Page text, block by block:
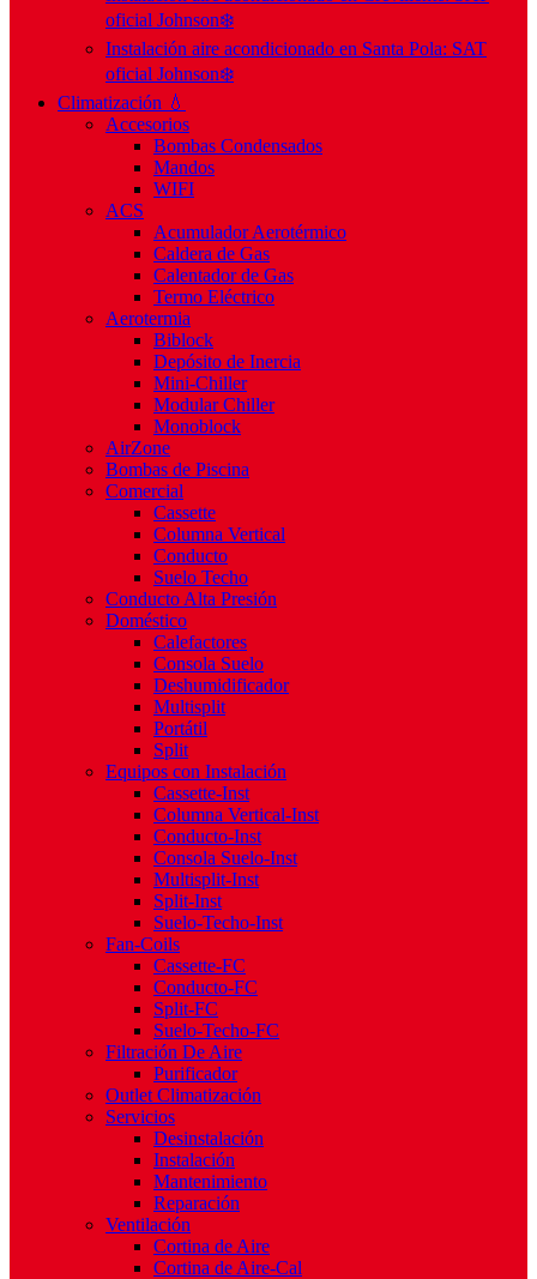
oficial Johnson❄️
Instalación aire acondicionado en Santa Pola: SAT
oficial Johnson❄️
Climatización 💧
Accesorios
Bombas Condensados
Mandos
WIFI
ACS
Acumulador Aerotérmico
Caldera de Gas
Calentador de Gas
Termo Eléctrico
Aerotermia
Biblock
Depósito de Inercia
Mini-Chiller
Modular Chiller
Monoblock
AirZone
Bombas de Piscina
Comercial
Cassette
Columna Vertical
Conducto
Suelo Techo
Conducto Alta Presión
Doméstico
Calefactores
Consola Suelo
Deshumidificador
Multisplit
Portátil
Split
Equipos con Instalación
Cassette-Inst
Columna Vertical-Inst
Conducto-Inst
Consola Suelo-Inst
Multisplit-Inst
Split-Inst
Suelo-Techo-Inst
Fan-Coils
Cassette-FC
Conducto-FC
Split-FC
Suelo-Techo-FC
Filtración De Aire
Purificador
Outlet Climatización
Servicios
Desinstalación
Instalación
Mantenimiento
Reparación
Ventilación
Cortina de Aire
Cortina de Aire-Cal